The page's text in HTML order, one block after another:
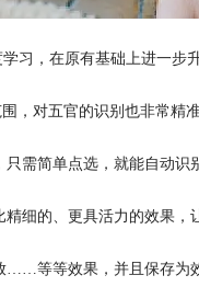
习，在原有基础上进一步
，对五官的识别也非常精
需简单点选，就能自动
细的、更具活力的效果
……等等效果，并且保存为